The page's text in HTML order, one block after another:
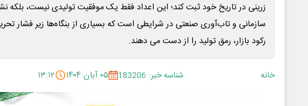
زرینی در تاریخ خود ثبت کند؛ این اعداد فقط یک موفقیت تولیدی نیست، بلکه
سازمانی و تاب‌آوری صنعتی در شرایطی است که بسیاری از بنگاه‌ها زیر فشار
رکود بازار، رمق تولید را از دست می دهند.
خانه شناسه خبر: 183206 ۰۵ آبان ۱۴۰۴ ۱۳:۱۲